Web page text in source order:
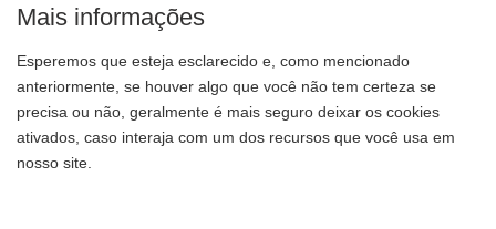
Mais informações
Esperemos que esteja esclarecido e, como mencionado
anteriormente, se houver algo que você não tem certeza se
precisa ou não, geralmente é mais seguro deixar os cookies
ativados, caso interaja com um dos recursos que você usa em
nosso site.